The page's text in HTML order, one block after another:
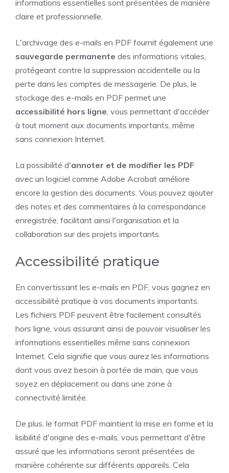
informations essentielles sont présentées de manière
claire et professionnelle.
L'archivage des e-mails en PDF fournit également une
sauvegarde permanente des informations vitales,
protégeant contre la suppression accidentelle ou la
perte dans les comptes de messagerie. De plus, le
stockage des e-mails en PDF permet une
accessibilité hors ligne, vous permettant d'accéder
à tout moment aux documents importants, même
sans connexion Internet.
La possibilité d'annoter et de modifier les PDF
avec un logiciel comme Adobe Acrobat améliore
encore la gestion des documents. Vous pouvez ajouter
des notes et des commentaires à la correspondance
enregistrée, facilitant ainsi l'organisation et la
collaboration sur des projets importants.
Accessibilité pratique
En convertissant les e-mails en PDF, vous gagnez en
accessibilité pratique à vos documents importants.
Les fichiers PDF peuvent être facilement consultés
hors ligne, vous assurant ainsi de pouvoir visualiser les
informations essentielles même sans connexion
Internet. Cela signifie que vous aurez les informations
dont vous avez besoin à portée de main, que vous
soyez en déplacement ou dans une zone à
connectivité limitée.
De plus, le format PDF maintient la mise en forme et la
lisibilité d'origine des e-mails, vous permettant d'être
assuré que les informations seront présentées de
manière cohérente sur différents appareils. Cela